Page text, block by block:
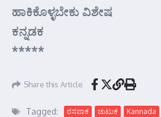
ಹಾಕಿಕೊಳ್ಳಬೇಕು ವಿಶೇಷ
ಕನ್ನಡಕ
*****
Share this Article
Tagged: ರಸಪಾಕ ಚುಟುಕ Kannada